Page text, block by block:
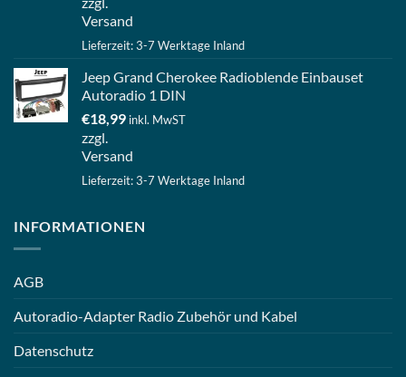
Versand
Lieferzeit: 3-7 Werktage Inland
Jeep Grand Cherokee Radioblende Einbauset
Autoradio 1 DIN
€18,99 inkl. MwST
zzgl.
Versand
Lieferzeit: 3-7 Werktage Inland
INFORMATIONEN
AGB
Autoradio-Adapter Radio Zubehör und Kabel
Datenschutz